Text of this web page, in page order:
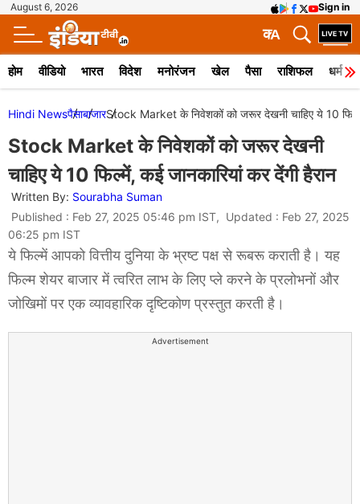
August 6, 2026 Sign in
A
क
होम वीडियो भारत विदेश मनोरंजन खेल पैसा राशिफल धर्म
Hindi NewsपैसाबाजारStock Market के निवेशकों को जरूर देखनी चाहिए ये 10
Stock Market के निवेशकों को जरूर देखनी
चाहिए ये 10 फिल्में, कई जानकारियां कर देंगी हैरान
Written By: Sourabha Suman
Published : Feb 27, 2025 05:46 pm IST, Updated : Feb 27, 2025
06:25 pm IST
ये फिल्में आपको वित्तीय दुनिया के भ्रष्ट पक्ष से रूबरू कराती है। यह
फिल्म शेयर बाजार में त्वरित लाभ के लिए प्ले करने के प्रलोभनों और
जोखिमों पर एक व्यावहारिक दृष्टिकोण प्रस्तुत करती है।
Advertisement